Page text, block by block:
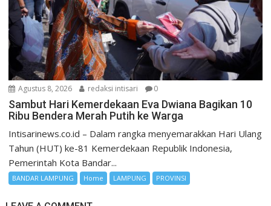
Agustus 8, 2026 redaksi intisari 0
Sambut Hari Kemerdekaan Eva Dwiana Bagikan 10
Ribu Bendera Merah Putih ke Warga
Intisarinews.co.id – Dalam rangka menyemarakkan Hari Ulang
Tahun (HUT) ke-81 Kemerdekaan Republik Indonesia,
Pemerintah Kota Bandar...
BANDAR LAMPUNG Home LAMPUNG PROVINSI